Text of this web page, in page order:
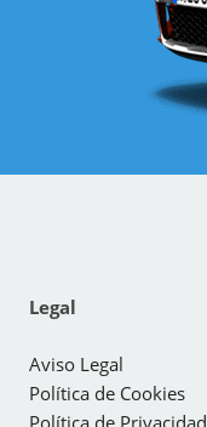
Legal
Aviso Legal
Política de Cookies
Política de Privacidad